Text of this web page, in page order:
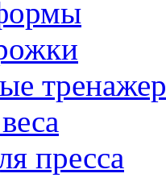
пресса